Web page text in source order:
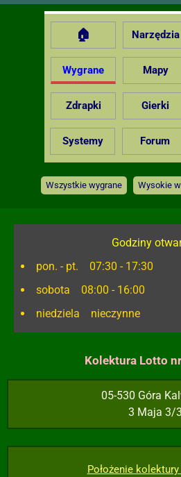
🏠 Narzędzia
Wygrane Mapy
Zdrapki Gierki
Systemy Forum
Wszystkie wygrane Wysokie
Godziny
pon. - pt. 07:30 - 17:30
sobota 08:00 - 16:00
niedziela nieczynne
Kolektura Lotto
05-530 Góra
3 Maja 3/3
Położenie